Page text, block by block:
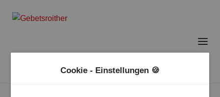
Cookie - Einstellungen 🍪